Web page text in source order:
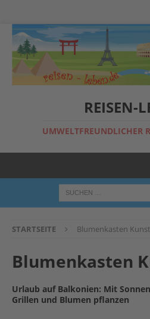
REISEN-
UMWELTFREUNDLICHER
STARTSEITE Blumenkasten
Blumenkasten
Urlaub auf Balkonien: Mit
Grillen und Blumen pflanzen